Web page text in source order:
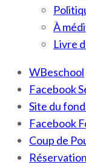
À
Livre
WBeschool
Facebook
Site du
Facebook
Coup de